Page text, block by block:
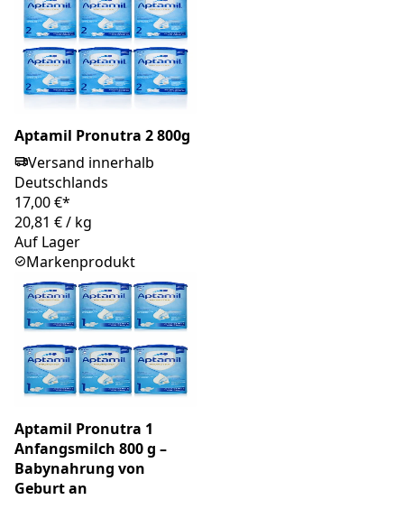
Aptamil Pronutra 2 800g
Versand innerhalb
Deutschlands
17,00 €*
20,81 €/ kg
Auf Lager
Markenprodukt
Aptamil Pronutra 1
Anfangsmilch 800 g –
Babynahrung von
Geburt an